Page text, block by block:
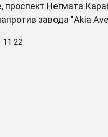
проспект Негмата
завода "Akia
11 22